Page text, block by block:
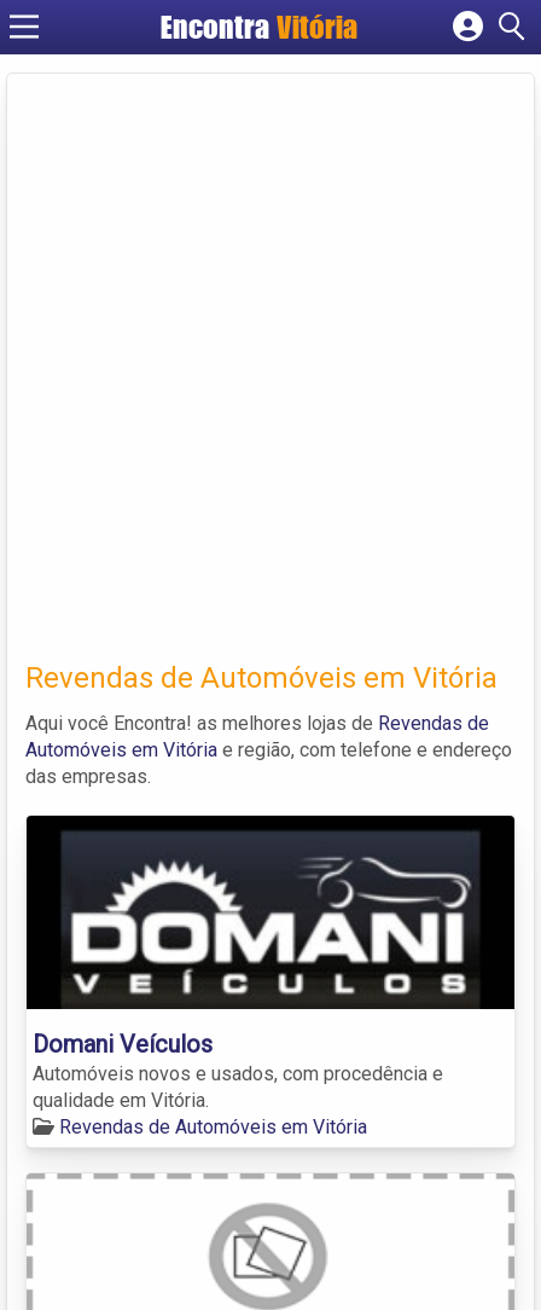
Encontra Vitória
Cadastrar empresa
Revendas de Automóveis em Vitória
Aqui você Encontra! as melhores lojas de Revendas de
Automóveis em Vitória e região, com telefone e endereço
das empresas.
Domani Veículos
Automóveis novos e usados, com procedência e
qualidade em Vitória.
Revendas de Automóveis em Vitória